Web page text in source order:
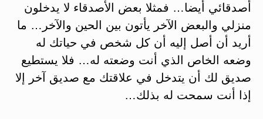
أصدقائي أيضا… فمثلا بعض الأصدقاء لا يدخلون
منزلي والبعض الآخر يأتون بين الحين والآخر… ما
أريد أن أصل إليه أن كل شخص في حياتك له
وضعه الخاص الذي أنت وضعته له… فلا يستطيع
صديق لك أن يتدخل في علاقتك مع صديق آخر إلا
إذا أنت سمحت له بذلك…